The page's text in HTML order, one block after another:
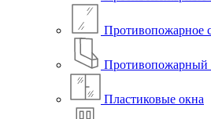
Противопожарное
Противопожарный
Пластиковые окна